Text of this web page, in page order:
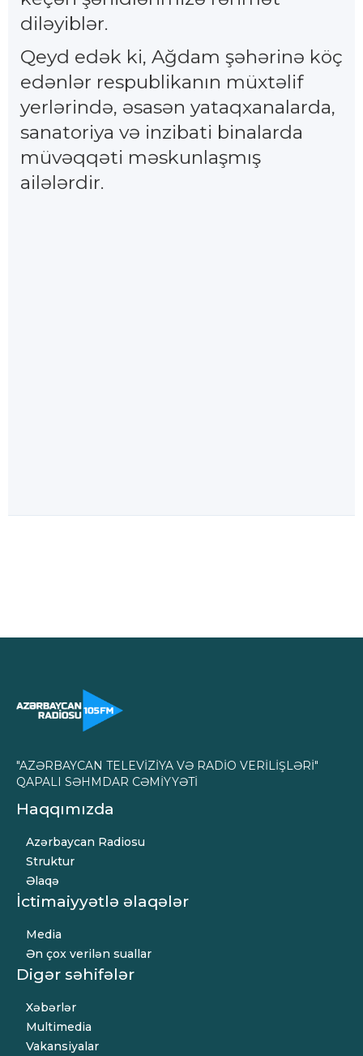
diləyiblər.
Qeyd edək ki, Ağdam şəhərinə köç
edənlər respublikanın müxtəlif
yerlərində, əsasən yataqxanalarda,
sanatoriya və inzibati binalarda
müvəqqəti məskunlaşmış
ailələrdir.
"AZƏRBAYCAN TELEVİZİYA VƏ RADİO VERİLİŞLƏRİ"
QAPALI SƏHMDAR CƏMİYYƏTİ
Haqqımızda
Azərbaycan Radiosu
Struktur
Əlaqə
İctimaiyyətlə əlaqələr
Media
Ən çox verilən suallar
Digər səhifələr
Xəbərlər
Multimedia
Vakansiyalar